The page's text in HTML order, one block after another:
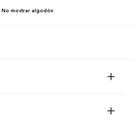
No mostrar algodón